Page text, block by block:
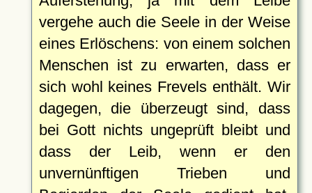
vergehe auch die Seele in der Weise
eines Erlöschens: von einem solchen
Menschen ist zu erwarten, dass er
sich wohl keines Frevels enthält. Wir
dagegen, die überzeugt sind, dass
bei Gott nichts ungeprüft bleibt und
dass der Leib, wenn er den
unvernünftigen Trieben und